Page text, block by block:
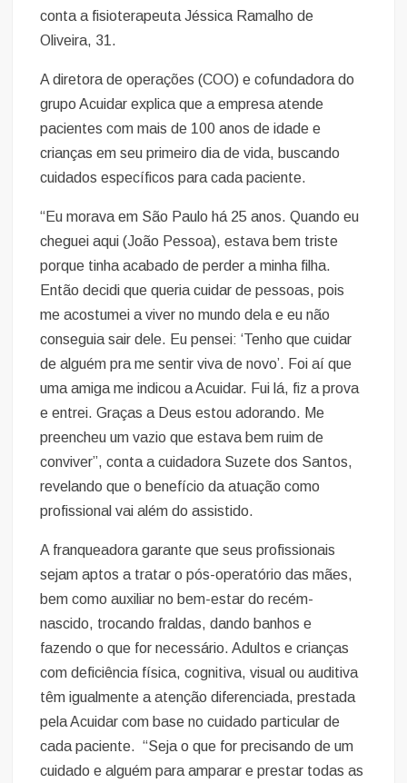
conta a fisioterapeuta Jéssica Ramalho de
Oliveira, 31.
A diretora de operações (COO) e cofundadora do
grupo Acuidar explica que a empresa atende
pacientes com mais de 100 anos de idade e
crianças em seu primeiro dia de vida, buscando
cuidados específicos para cada paciente.
“Eu morava em São Paulo há 25 anos. Quando eu
cheguei aqui (João Pessoa), estava bem triste
porque tinha acabado de perder a minha filha.
Então decidi que queria cuidar de pessoas, pois
me acostumei a viver no mundo dela e eu não
conseguia sair dele. Eu pensei: ‘Tenho que cuidar
de alguém pra me sentir viva de novo’. Foi aí que
uma amiga me indicou a Acuidar. Fui lá, fiz a prova
e entrei. Graças a Deus estou adorando. Me
preencheu um vazio que estava bem ruim de
conviver”, conta a cuidadora Suzete dos Santos,
revelando que o benefício da atuação como
profissional vai além do assistido.
A franqueadora garante que seus profissionais
sejam aptos a tratar o pós-operatório das mães,
bem como auxiliar no bem-estar do recém-
nascido, trocando fraldas, dando banhos e
fazendo o que for necessário. Adultos e crianças
com deficiência física, cognitiva, visual ou auditiva
têm igualmente a atenção diferenciada, prestada
pela Acuidar com base no cuidado particular de
cada paciente. “Seja o que for precisando de um
cuidado e alguém para amparar e prestar todas as